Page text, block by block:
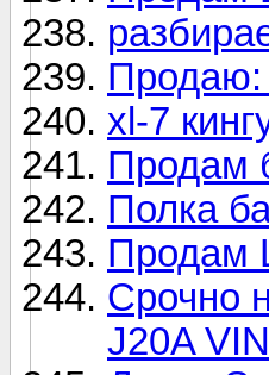
Продаю:
xl-7
Продам
Полка
Продам
Срочно
J20A